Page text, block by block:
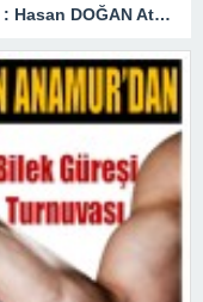
Anamur Milli Eğitimde Görev Değişimi : Hasan DOĞAN Atandı